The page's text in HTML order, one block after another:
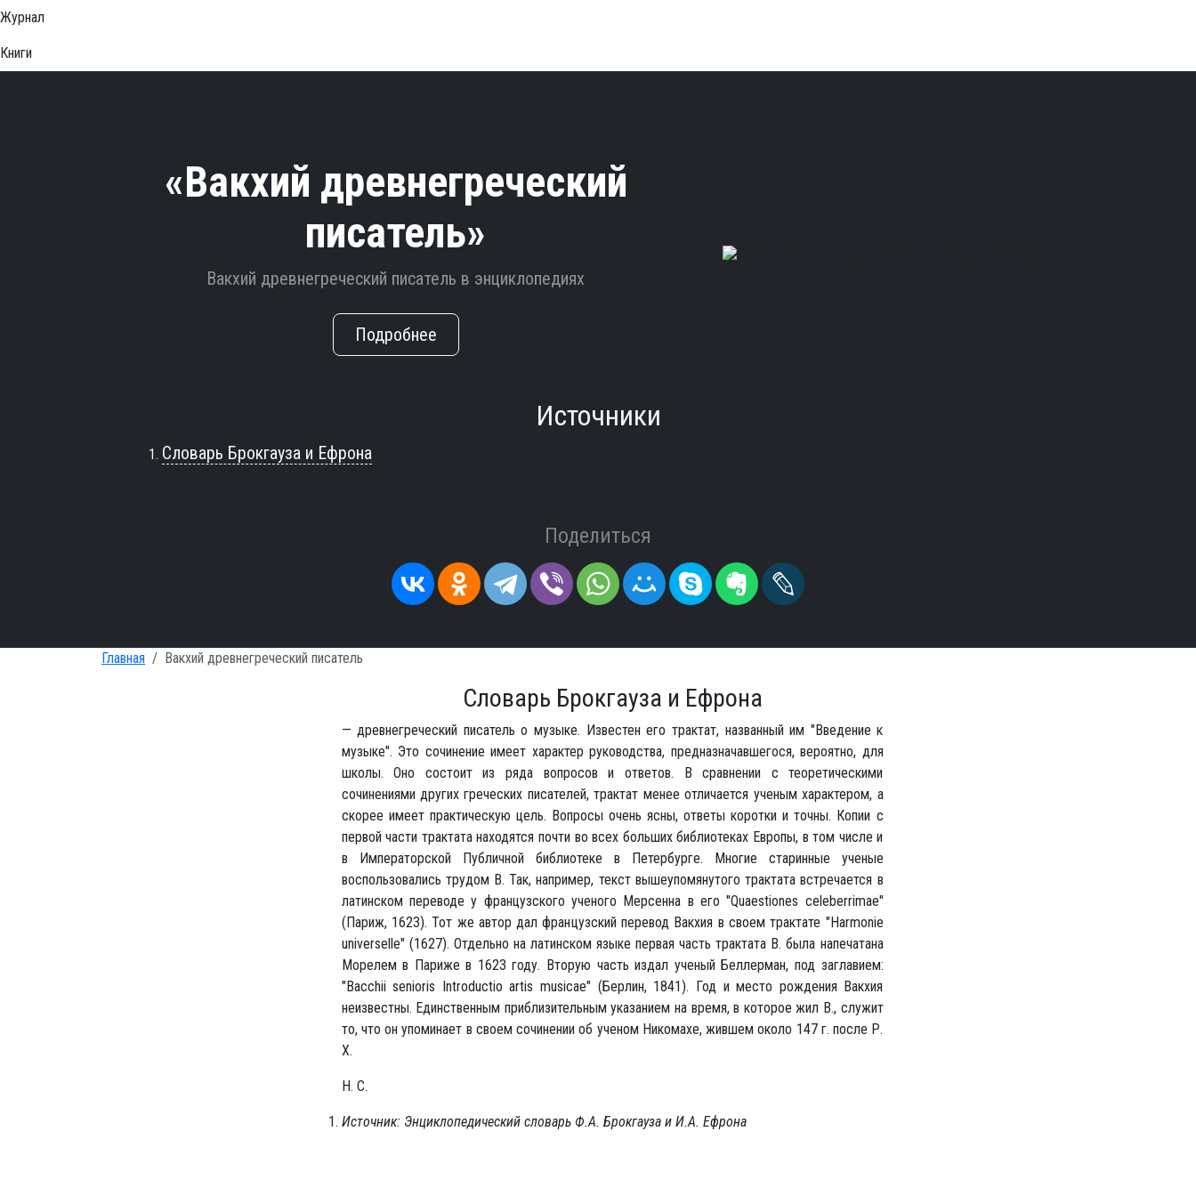
Журнал
Книги
«Вакхий древнегреческий
писатель»
Вакхий древнегреческий писатель в энциклопедиях
Подробнее
Источники
Словарь Брокгауза и Ефрона
Поделиться
Главная Вакхий древнегреческий писатель
Словарь Брокгауза и Ефрона
— древнегреческий писатель о музыке. Известен его трактат, названный им "Введение к
музыке". Это сочинение имеет характер руководства, предназначавшегося, вероятно, для
школы. Оно состоит из ряда вопросов и ответов. В сравнении с теоретическими
сочинениями других греческих писателей, трактат менее отличается ученым характером, а
скорее имеет практическую цель. Вопросы очень ясны, ответы коротки и точны. Копии с
первой части трактата находятся почти во всех больших библиотеках Европы, в том числе и
в Императорской Публичной библиотеке в Петербурге. Многие старинные ученые
воспользовались трудом В. Так, например, текст вышеупомянутого трактата встречается в
латинском переводе у французского ученого Мерсенна в его "Quaestiones celeberrimae"
(Париж, 1623). Тот же автор дал французский перевод Вакхия в своем трактате "Harmonie
universelle" (1627). Отдельно на латинском языке первая часть трактата В. была напечатана
Морелем в Париже в 1623 году. Вторую часть издал ученый Беллерман, под заглавием:
"Bacchii senioris Introductio artis musicae" (Берлин, 1841). Год и место рождения Вакхия
неизвестны. Единственным приблизительным указанием на время, в которое жил В., служит
то, что он упоминает в своем сочинении об ученом Никомахе, жившем около 147 г. после Р.
Х.
Н. С.
Источник: Энциклопедический словарь Ф.А. Брокгауза и И.А. Ефрона